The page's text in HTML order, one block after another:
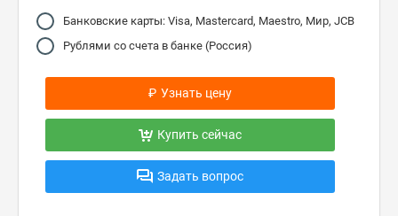
Банковские карты: Visa, Mastercard, Maestro, Мир, JCB
Рублями со счета в банке (Россия)
₽ Узнать цену
Купить сейчас
Задать вопрос